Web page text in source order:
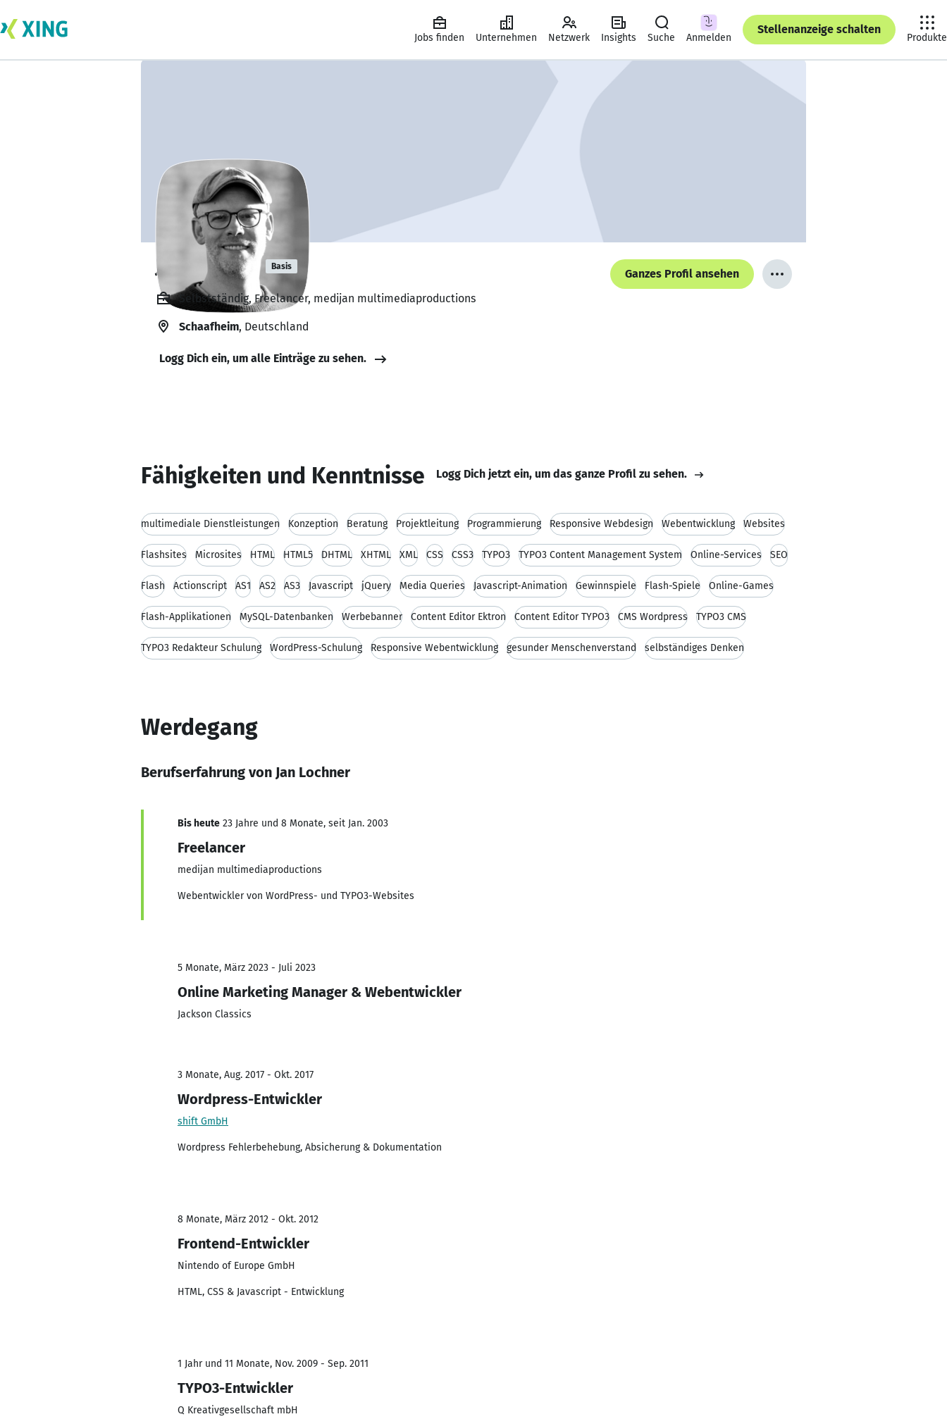
Jobs finden Unternehmen Netzwerk Insights Suche Anmelden
Stellenanzeige schalten
Produkte
Jan Lochner Basis
Ganzes Profil ansehen
Selbstständig, Freelancer, medijan multimediaproductions
Schaafheim, Deutschland
Logg Dich ein, um alle Einträge zu sehen.
Fähigkeiten und Kenntnisse Logg Dich jetzt ein, um das ganze Profil zu sehen.
multimediale Dienstleistungen Konzeption Beratung Projektleitung Programmierung Responsive Webdesign Webentwicklung Websites
Flashsites Microsites HTML HTML5 DHTML XHTML XML CSS CSS3 TYPO3 TYPO3 Content Management System Online-Services SEO
Flash Actionscript AS1 AS2 AS3 Javascript jQuery Media Queries Javascript-Animation Gewinnspiele Flash-Spiele Online-Games
Flash-Applikationen MySQL-Datenbanken Werbebanner Content Editor Ektron Content Editor TYPO3 CMS Wordpress TYPO3 CMS
TYPO3 Redakteur Schulung WordPress-Schulung Responsive Webentwicklung gesunder Menschenverstand selbständiges Denken
Werdegang
Berufserfahrung von Jan Lochner
Bis heute 23 Jahre und 8 Monate, seit Jan. 2003
Freelancer
medijan multimediaproductions
Webentwickler von WordPress- und TYPO3-Websites
5 Monate, März 2023 - Juli 2023
Online Marketing Manager & Webentwickler
Jackson Classics
3 Monate, Aug. 2017 - Okt. 2017
Wordpress-Entwickler
shift GmbH
Wordpress Fehlerbehebung, Absicherung & Dokumentation
8 Monate, März 2012 - Okt. 2012
Frontend-Entwickler
Nintendo of Europe GmbH
HTML, CSS & Javascript - Entwicklung
1 Jahr und 11 Monate, Nov. 2009 - Sep. 2011
TYPO3-Entwickler
Q Kreativgesellschaft mbH